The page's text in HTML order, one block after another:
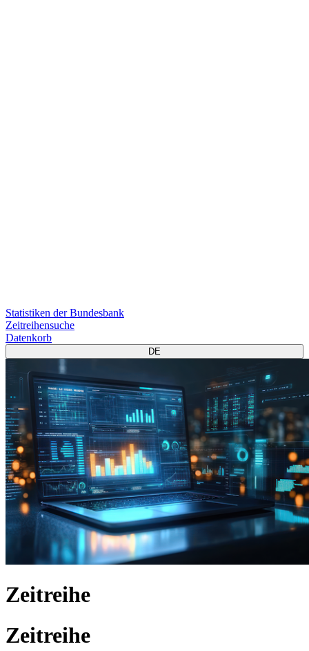
Statistiken der Bundesbank
Zeitreihensuche
Datenkorb
DE
Zeitreihe
Zeitreihe